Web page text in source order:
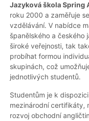
Jazyková škola Spring
roku 2000 a zaměřuje
vzdělávání. V nabídce
španělského a českého
široké veřejnosti, tak
probíhat formou
skupinách, což
jednotlivých studentů.
Studentům je k
mezinárodní certifikáty,
rozvoj obchodní